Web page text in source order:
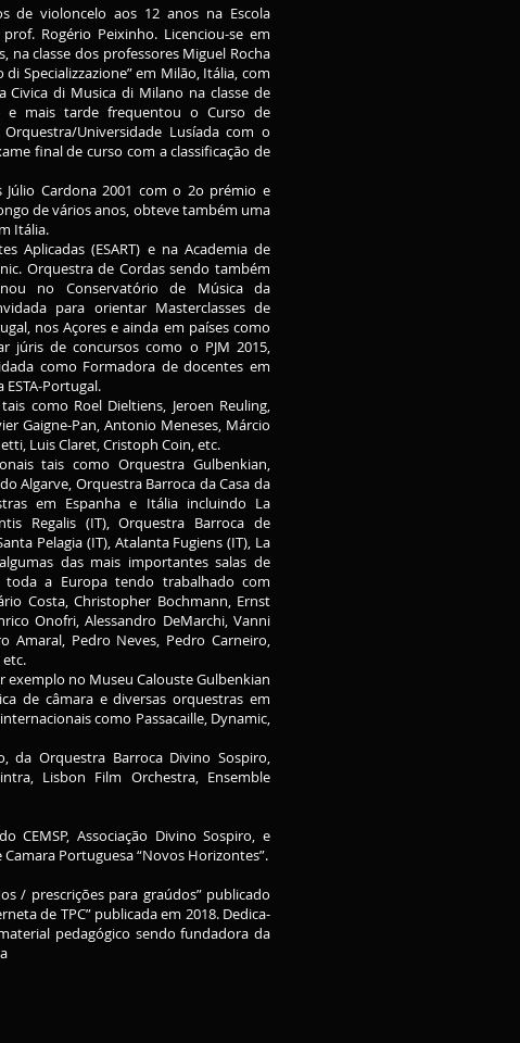
violoncelo aos 12 anos na Escola
Rogério Peixinho. Licenciou-se em
na classe dos professores Miguel Rocha
Specializzazione” em Milão, Itália, com
Civica di Musica di Milano na classe de
e mais tarde frequentou o Curso de
Universidade Lusíada com o
final de curso com a classificação de
Cardona 2001 com o 2o prémio e
de vários anos, obteve também uma
Itália.
Aplicadas (ESART) e na Academia de
Orquestra de Cordas sendo também
no Conservatório de Música da
para orientar Masterclasses de
nos Açores e ainda em países como
júris de concursos como o PJM 2015,
como Formadora de docentes em
Portugal.
como Roel Dieltiens, Jeroen Reuling,
Gaigne-Pan, Antonio Meneses, Márcio
Luis Claret, Cristoph Coin, etc.
tais como Orquestra Gulbenkian,
Algarve, Orquestra Barroca da Casa da
em Espanha e Itália incluindo La
Regalis (IT), Orquestra Barroca de
Pelagia (IT), Atalanta Fugiens (IT), La
das mais importantes salas de
a Europa tendo trabalhado com
Costa, Christopher Bochmann, Ernst
Onofri, Alessandro DeMarchi, Vanni
Amaral, Pedro Neves, Pedro Carneiro,
exemplo no Museu Calouste Gulbenkian
de câmara e diversas orquestras em
como Passacaille, Dynamic,
da Orquestra Barroca Divino Sospiro,
Lisbon Film Orchestra, Ensemble
CEMSP, Associação Divino Sospiro, e
Portuguesa “Novos Horizontes”.
/ prescrições para graúdos” publicado
de TPC” publicada em 2018. Dedica-
pedagógico sendo fundadora da